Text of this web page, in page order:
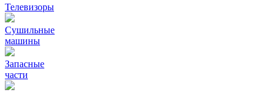
Телевизоры
Сушильные
машины
Запасные
части